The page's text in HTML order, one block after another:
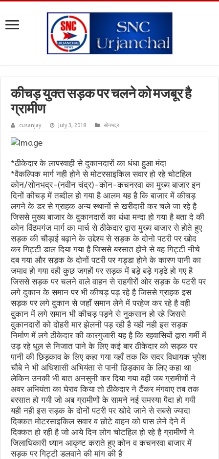
कीचड़ युक्त सड़क पर चलने को मजबूर है
ग्रामीण
cusanjay July 3, 2018 सोनभद्र
*ठीकेदार के लापरवाही से दुकानदारों का धंधा हुआ मंदा
*वैकल्पिक मार्ग नही होने से मोटरसाइकिल सवार हो रहे चोटहिल
कोन/सोनभद्र-(नवीन चंद्र)-कोन-कचनरवा का मुख्य बाजार इन
दिनों कीचड़ में तब्दील हो गया है आलम यह है कि बाजार में कीचड़
लगने के डर से ग्राहक अन्य स्थानों से खरीदारी कर चले जा रहे है
जिससे मुख्य बाजार के दुकानदारों का धंधा मन्दा हो गया है बता दे की
कोन विंढमगंज मार्ग का मार्च से ठीकेदार द्वारा मुख्य बाजार से होते हुए
सड़क की चौड़ाई बढ़ाने के उद्देश्य से सड़क के दोनो पटरी पर खोद
कर गिट्टी डाल दिया गया है जिससे बरसात होने से वह गिट्टी नीचे
दब गया और सड़क के दोनों पटरी पर गड्डा होने के कारण पानी का
जमाव हो गया वही कुछ जगहों पर सड़क में बड़े बड़े गड्ढे हो गए है
जिससे सड़क पर चलने वाले वाहन से राहगीरों ओर सड़क के पटरी पर
लगे दुकान के समान पर भी कीचड़ पड़ रहे है जिससे ग्राहक इस
सड़क पर लगे दुकान से जहाँ समान लेने में परहेज कर रहे है वही
दुकान में लगे समान भी कीचड़ पड़ने से नुकसान हो रहे जिससे
दुकानदारों को दोहरी मार झेलनी पड़ रही है यही नही इस सड़क
निर्माण में लगे ठीकेदार की कारगुजारी यह है कि रहवासियों द्वारा गर्मी में
उड़ रहे धूल से निजात पाने के लिए कई बार ठीकेदार को सड़क पर
पानी की छिड़काव के लिए कहा गया यहाँ तक कि सदर विधायक भूपेश
चौबे ने भी अधिशासी अभियंता से पानी छिड़काव के लिए कहा था
लेकिन उनकी भी बात अनसुनी कर दिया गया वही जब ग्रामीणों ने
अवर अभियंता का घेराव किया तो ठीकेदार ने टैंकर मंगवाए तब तक
बरसात हो गयी जो अब ग्रामीणों के सामने नई समस्या पैदा हो गयी
यही नही इस सड़क के दोनों पटरी पर खोदे जाने से सबसे ज्यादा
दिक्कत मोटरसाइकिल सवार व छोटे वाहन को पास लेने देने में
दिक्कत हो रही है जो आये दिन लोग चोटहिल हो रहे है ग्रामीणों ने
जिलाधिकारी ध्यान आकृष्ट कराते हुए कोन व कचनरवा बाजार में
सड़क पर गिट्टी डलवाने की मांग की है